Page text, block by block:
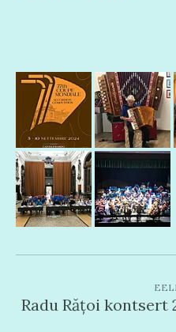
Radu Rățoi kontsert